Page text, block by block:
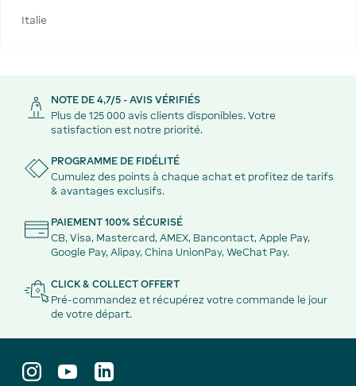
Italie
NOTE DE 4,7/5 - AVIS VÉRIFIÉS
Plus de 125 000 avis clients disponibles. Votre
satisfaction est notre priorité.
PROGRAMME DE FIDÉLITÉ
Cumulez des points à chaque achat et profitez de tarifs
& avantages exclusifs.
PAIEMENT 100% SÉCURISÉ
CB, Visa, Mastercard, AMEX, Bancontact, Apple Pay,
Google Pay, Alipay, China UnionPay, WeChat Pay.
CLICK & COLLECT OFFERT
Pré-commandez et récupérez votre commande le jour
de votre départ.